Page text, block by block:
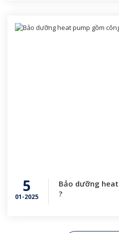
5
01-2025
Bảo dưỡng
?